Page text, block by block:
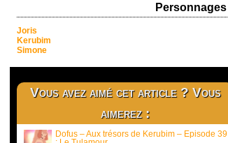
Personnages
Joris
Kerubim
Simone
Vous avez aimé cet article ? Vous
aimerez :
Dofus – Aux trésors de Kerubim – Episode 39